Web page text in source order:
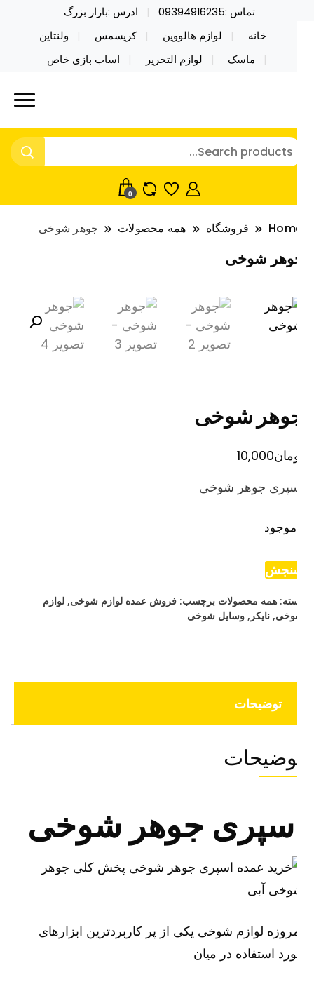
تماس :09394916235
ادرس :بازار بزرگ
خانه
لوازم هالووین کریسمس
ولنتاین
ماسک
لوازم التحریر اساب بازی خاص
تاین کادویی کریسمس اکسسوری
محصولات خاص فیجت اسباب بازی تراول ماگ نایکر
فروش عمده لوازم هالووین ولن تاین کادویی
اکسسوری ماسک در واردات مستقیم
0
فروشگاه همه محصولات جوهر شوخی
شوخی
شوخی
10,000
جوهر شوخی
همه محصولات برچسب:فروش عمده لوازم شوخی,لوازم
,نایکر,وسایل شوخی
توضیحات
جوهر شوخی
لوازم شوخی یکی از پر کاربردترین ابزارهای
استفاده در میان